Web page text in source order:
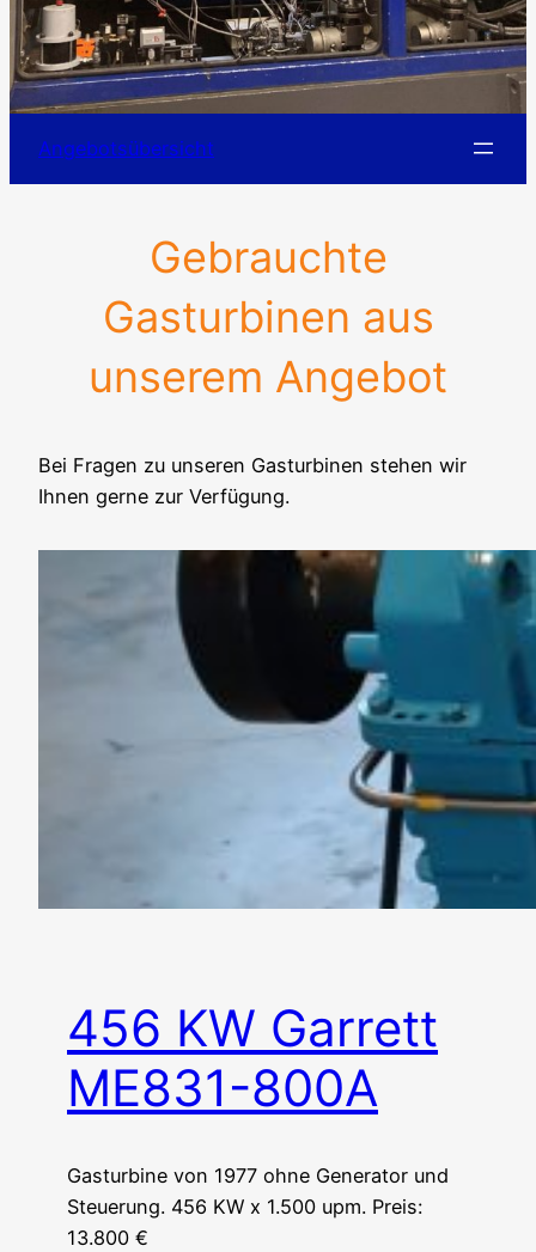
Angebotsübersicht
Gebrauchte
Gasturbinen aus
unserem Angebot
Bei Fragen zu unseren Gasturbinen stehen wir
Ihnen gerne zur Verfügung.
456 KW Garrett
ME831-800A
Gasturbine von 1977 ohne Generator und
Steuerung. 456 KW x 1.500 upm. Preis:
13.800 €